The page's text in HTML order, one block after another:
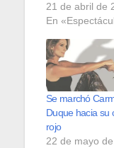
21 de abril de
En
Se marchó
Duque hacia su
rojo
22 de mayo de